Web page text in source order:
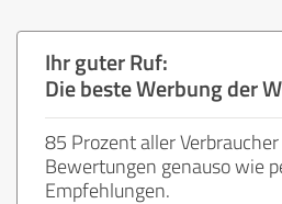
Ihr guter Ruf:
Die beste Werbung der
85 Prozent aller
Bewertungen genauso wie
Empfehlungen.